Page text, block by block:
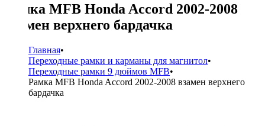
Рамка MFB Honda Accord 2002-2008
взамен верхнего бардачка
Главная•
Переходные рамки и карманы для магнитол•
Переходные рамки 9 дюймов MFB•
Рамка MFB Honda Accord 2002-2008 взамен верхнего
бардачка